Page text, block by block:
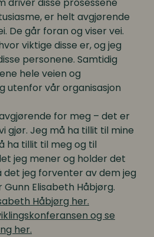
er helt avgjørende
De går foran og viser vei.
viktige disse er, og jeg
personene. Samtidig
hele veien og
utenfor vår organisasjon
for meg – det er
gjør. Jeg må ha tillit til mine
ha tillit til meg og til
jeg mener og holder det
det jeg forventer av dem jeg
Elisabeth Håbjørg.
Håbjørg her.
og se
her.